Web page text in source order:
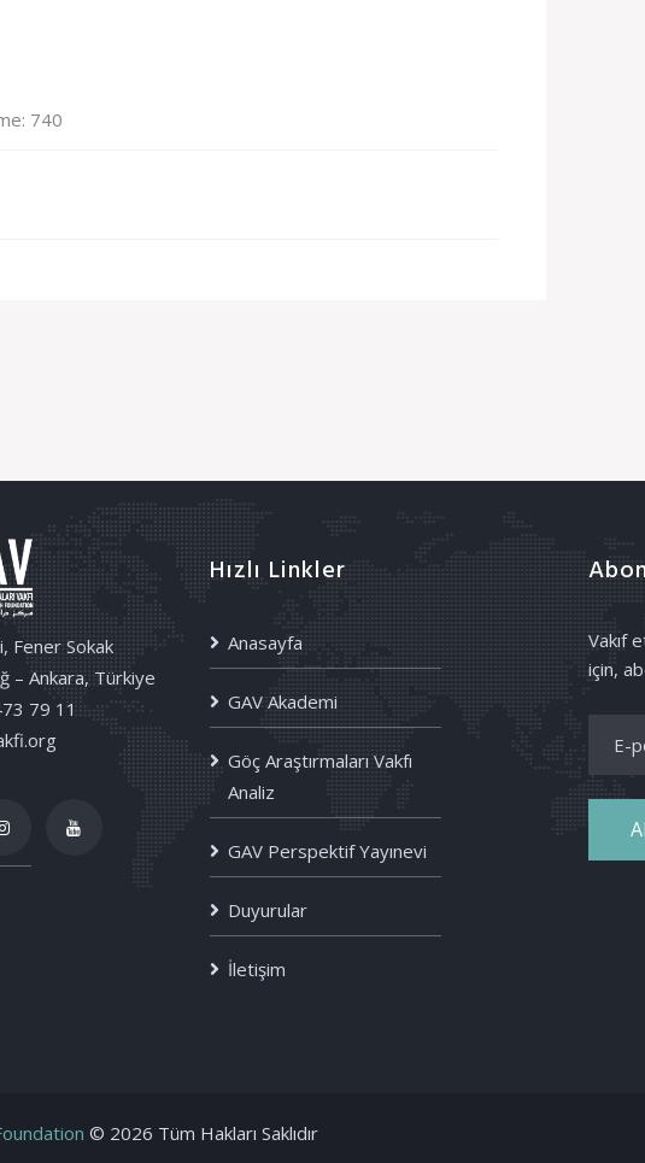
740
Fener Sokak
– Ankara, Türkiye
79 11
Hızlı Linkler
Anasayfa
GAV Akademi
Göç Araştırmaları Vakfı
Analiz
GAV Perspektif Yayınevi
Duyurular
İletişim
Vakıf
için,
© 2026 Tüm Hakları Saklıdır